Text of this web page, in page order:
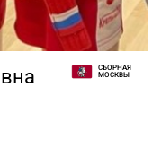
СБОРНАЯ
МОСКВЫ